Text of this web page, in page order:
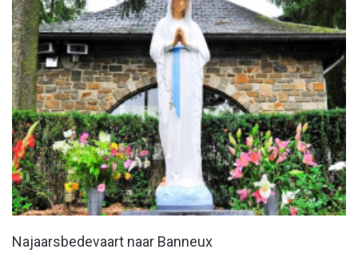
Najaarsbedevaart naar Banneux